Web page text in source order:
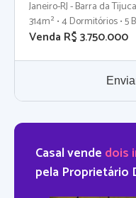
Janeiro-RJ - Barra da Tijuca
314m² • 4 Dormitórios • 5
Venda R$ 3.750.000
Casal vende dois
pela Proprietário